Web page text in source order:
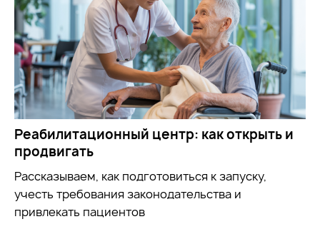
Реабилитационный центр: как открыть и
продвигать
Рассказываем, как подготовиться к запуску,
учесть требования законодательства и
привлекать пациентов